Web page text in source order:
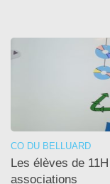
CO DU BELLUARD
Les élèves de
associations